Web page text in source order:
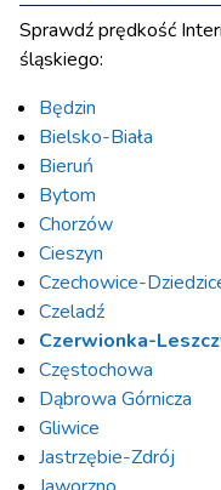
Sprawdź prędkość
śląskiego:
Będzin
Bielsko-Biała
Bieruń
Bytom
Chorzów
Cieszyn
Czechowice-
Czeladź
Czerwionka-
Częstochowa
Dąbrowa Górnicza
Gliwice
Jastrzębie-Zdrój